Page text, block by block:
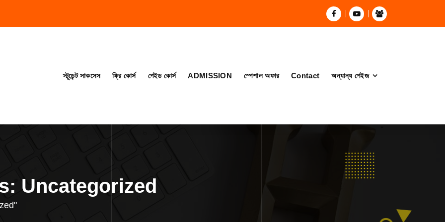
স্টূডেন্ট সাকসেস ফ্রি কোর্স পেইড কোর্স ADMISSION স্পেশাল অফার Contact অন্যান্য পেইজ
Uncategorized